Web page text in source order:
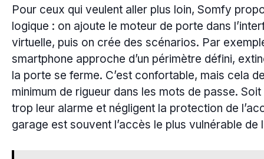
Pour ceux qui veulent aller plus loin, Somfy
logique : on ajoute le moteur de porte dans
virtuelle, puis on crée des scénarios. Par
smartphone approche d’un périmètre défini,
la porte se ferme. C’est confortable, mais cela
minimum de rigueur dans les mots de passe.
trop leur alarme et négligent la protection de
garage est souvent l’accès le plus vulnérable de